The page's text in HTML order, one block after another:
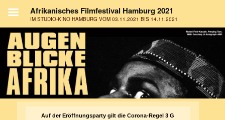
Auf der Eröffnungsparty gilt die Corona-Regel 3 G